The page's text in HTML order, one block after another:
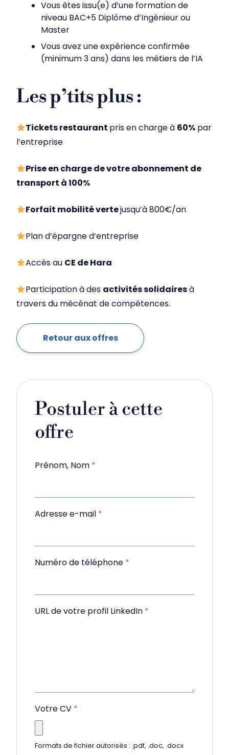
Vous êtes issu(e) d’une formation de
niveau BAC+5 Diplôme d’Ingénieur ou
Master
Vous avez une expérience confirmée
(minimum 3 ans) dans les métiers de l’IA
Les p’tits plus :
Tickets restaurant pris en charge à 60% par
l’entreprise
Prise en charge de votre abonnement de
transport à 100%
Forfait mobilité vertejusqu’à 800€/an
Plan d’épargne d’entreprise
Accès au CE de Hara
Participation à des activités solidairesà
travers du mécénat de compétences.
Retour aux offres
Postuler à cette
offre
Prénom, Nom *
Adresse e-mail *
Numéro de téléphone *
URL de votre profil LinkedIn *
Votre CV *
Formats de fichier autorisés : .pdf, .doc, .docx